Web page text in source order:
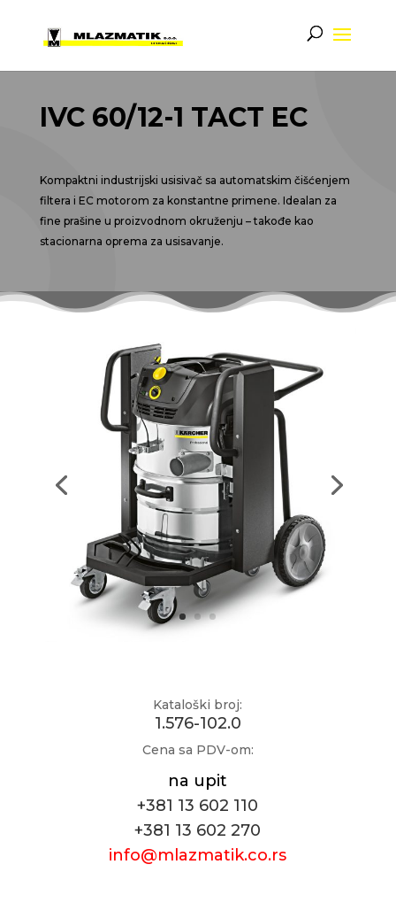
IVC 60/12-1 TACT EC
Kompaktni industrijski usisivač sa automatskim čišćenjem
filtera i EC motorom za konstantne primene. Idealan za
fine prašine u proizvodnom okruženju – takođe kao
stacionarna oprema za usisavanje.
Kataloški broj:
1.576-102.0
Cena sa PDV-om:
na upit
+381 13 602 110
+381 13 602 270
info@mlazmatik.co.rs